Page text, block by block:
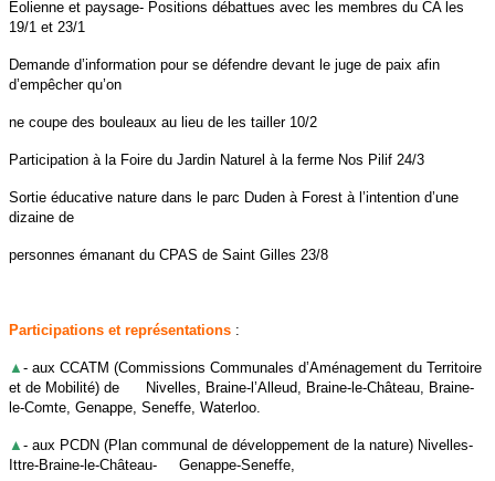
Eolienne et paysage- Positions débattues avec les membres du CA les
19/1 et 23/1
Demande d’information pour se défendre devant le juge de paix afin
d’empêcher qu’on
ne coupe des bouleaux au lieu de les tailler 10/2
Participation à la Foire du Jardin Naturel à la ferme Nos Pilif 24/3
Sortie éducative nature dans le parc Duden à Forest à l’intention d’une
dizaine de
personnes émanant du CPAS de Saint Gilles 23/8
Participations et représentations :
▲ - aux CCATM (Commissions Communales d’Aménagement du Territoire
et de Mobilité) de Nivelles, Braine-l’Alleud, Braine-le-Château, Braine-
le-Comte, Genappe, Seneffe, Waterloo.
▲ - aux PCDN (Plan communal de développement de la nature) Nivelles-
Ittre-Braine-le-Château- Genappe-Seneffe,